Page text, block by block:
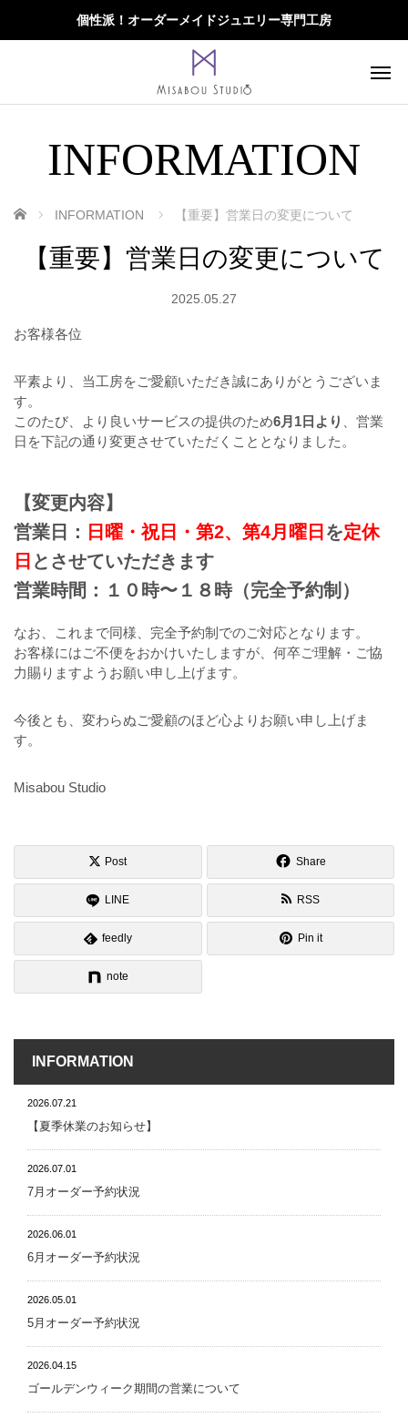
個性派！オーダーメイドジュエリー専門工房
INFORMATION
ホーム INFORMATION 【重要】営業日の変更について
【重要】営業日の変更について
2025.05.27
お客様各位
平素より、当工房をご愛顧いただき誠にありがとうございま
す。
このたび、より良いサービスの提供のため6月1日より 、営業
日を下記の通り変更させていただくこととなりました。
【変更内容】
営業日： 日曜・祝日・第2、第4月曜日 を定休
日 とさせていただきます
営業時間：１０時〜１８時（完全予約制）
なお、これまで同様、完全予約制でのご対応となります。
お客様にはご不便をおかけいたしますが、何卒ご理解・ご協
力賜りますようお願い申し上げます。
今後とも、変わらぬご愛顧のほど心よりお願い申し上げま
す。
Misabou Studio
Post Share
LINE RSS
feedly Pin it
note
INFORMATION
2026.07.21
【夏季休業のお知らせ】
2026.07.01
7月オーダー予約状況
2026.06.01
6月オーダー予約状況
2026.05.01
5月オーダー予約状況
2026.04.15
ゴールデンウィーク期間の営業について